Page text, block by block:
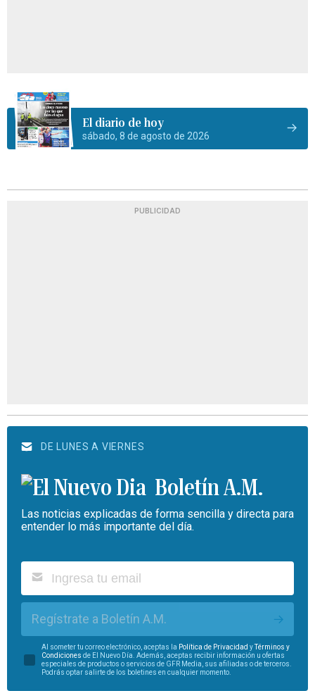
El diario de hoy
sábado, 8 de agosto de 2026
PUBLICIDAD
DE LUNES A VIERNES
Boletín A.M.
Las noticias explicadas de forma sencilla y directa para
entender lo más importante del día.
Regístrate a Boletín A.M.
Al someter tu correo electrónico, aceptas la Política de Privacidad yTérminos y
Condiciones de El Nuevo Día. Además, aceptas recibir información u ofertas
especiales de productos o servicios de GFR Media, sus afiliadas o de terceros.
Podrás optar salirte de los boletines en cualquier momento.